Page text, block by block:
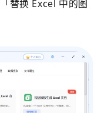
「替换 Excel 中的图